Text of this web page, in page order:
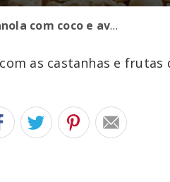
Barrinha de granola com coco e aveia
as castanhas e frutas